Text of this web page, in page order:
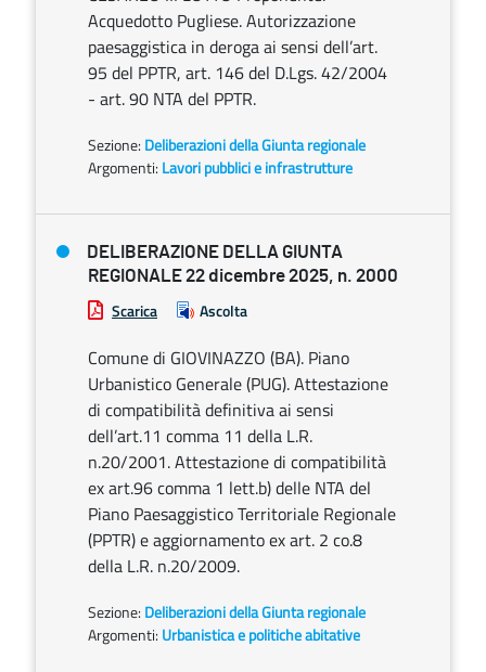
Acquedotto Pugliese. Autorizzazione
paesaggistica in deroga ai sensi dell’art.
95 del PPTR, art. 146 del D.Lgs. 42/2004
- art. 90 NTA del PPTR.
Sezione: Deliberazioni della Giunta regionale
Argomenti: Lavori pubblici e infrastrutture
DELIBERAZIONE DELLA GIUNTA
REGIONALE 22 dicembre 2025, n. 2000
Scarica Ascolta
Comune di GIOVINAZZO (BA). Piano
Urbanistico Generale (PUG). Attestazione
di compatibilità definitiva ai sensi
dell’art.11 comma 11 della L.R.
n.20/2001. Attestazione di compatibilità
ex art.96 comma 1 lett.b) delle NTA del
Piano Paesaggistico Territoriale Regionale
(PPTR) e aggiornamento ex art. 2 co.8
della L.R. n.20/2009.
Sezione: Deliberazioni della Giunta regionale
Argomenti: Urbanistica e politiche abitative